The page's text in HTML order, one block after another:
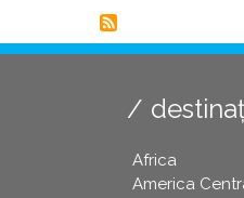
Africa
America